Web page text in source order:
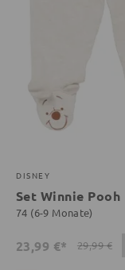
DISNEY
Set Winnie Pooh
74 (6-9 Monate)
23,99 €* 29,99 €